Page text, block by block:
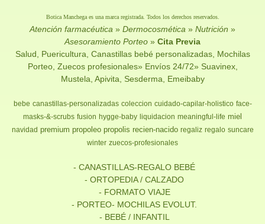
Botica Manchega es una marca registrada. Todos los derechos reservados.
Atención farmacéutica » Dermocosmética » Nutrición »
Asesoramiento Porteo » Cita Previa
Salud, Puericultura, Canastillas bebé personalizadas, Mochilas
Porteo, Zuecos profesionales» Envíos 24/72» Suavinex,
Mustela, Apivita, Sesderma, Emeibaby
bebe canastillas-personalizadas coleccion cuidado-capilar-holistico face-
masks-&-scrubs fusion hygge-baby liquidacion meaningful-life miel
navidad premium propoleo propolis recien-nacido regaliz regalo suncare
winter zuecos-profesionales
- CANASTILLAS-REGALO BEBÉ
- ORTOPEDIA / CALZADO
- FORMATO VIAJE
- PORTEO- MOCHILAS EVOLUT.
- BEBÉ / INFANTIL